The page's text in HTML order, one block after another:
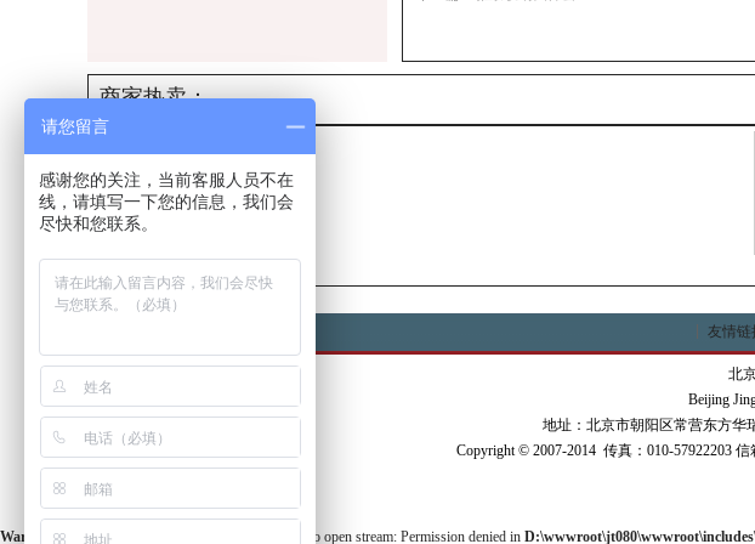
商家热卖：
友情链
北
Beijing
地址：北京市朝阳区常营东方华
Copyright © 2007-2014 传真：010-57922203 信
Warning: fopen(./1151.html) [ ]: failed to open stream: Permission denied in
请您留言
感谢您的关注，当前客服人员不在
线，请填写一下您的信息，我们会
尽快和您联系。